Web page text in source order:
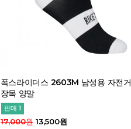
폭스라이더스 2603M 남성용 자전
장목 양말
판매 1
17,000원13,500원